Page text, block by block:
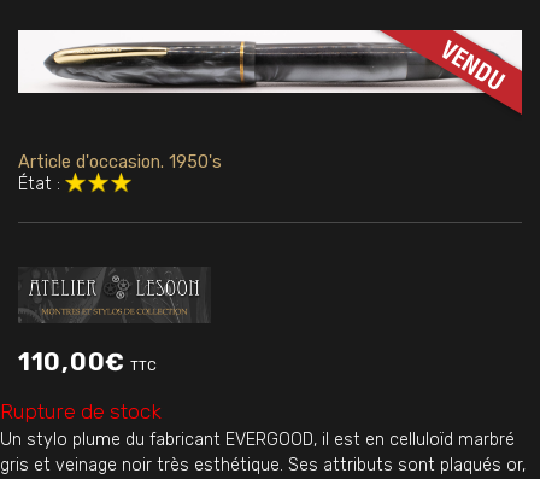
Article d'occasion. 1950's
État :
110,00€ TTC
Rupture de stock
Un stylo plume du fabricant EVERGOOD, il est en celluloïd marbré
gris et veinage noir très esthétique. Ses attributs sont plaqués or,